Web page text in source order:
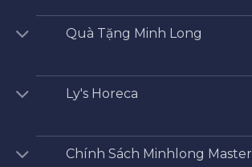
Quà Tặng Minh Long
Ly's Horeca
Chính Sách Minhlong Master